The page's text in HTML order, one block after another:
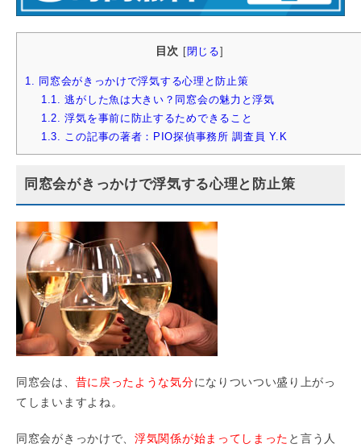
目次 閉じる
1. 同窓会がきっかけで浮気する心理と防止策
1.1. 逃がした魚は大きい？同窓会の魅力と浮気
1.2. 浮気を事前に防止するためできること
1.3. この記事の著者：PIO探偵事務所 調査員 Y.K
同窓会がきっかけで浮気する心理と防止策
同窓会は、 昔に戻ったような気分になりついつい盛り上がっ
てしまいますよね。
同窓会がきっかけで、 浮気関係が始まってしまった と言う人